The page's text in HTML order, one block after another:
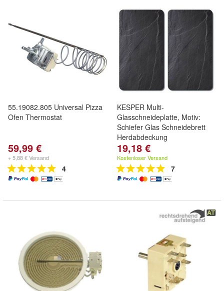
55.19082.805 Universal Pizza
Ofen Thermostat
59,99 €
+ 5,88 € Versand
4
KESPER Multi-
Glasschneideplatte, Motiv:
Schiefer Glas Schneidebrett
Herdabdeckung
19,18 €
Kostenloser Versand
7